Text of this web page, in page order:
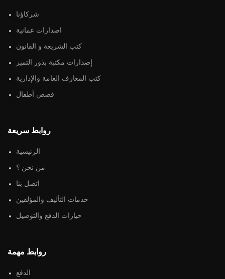
شركاؤنا
اصدارات عمانية
كتب الشريعة و القانون
إصدارات مكتبة بذور التميز
كتب المعارف العامة والإدارية
قصص أطفال
روابط سريعة
الرئيسية
من نحن ؟
اتصل بنا
خدمات التأليف والمؤلفين
خيارات الدفع والتوصيل
روابط مهمة
الدفع